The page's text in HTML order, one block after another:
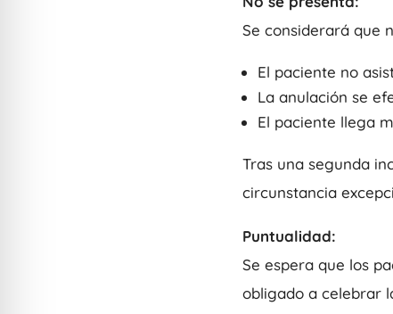
Se considerará que
El paciente no
La anulación se
El paciente llega
Tras una segunda
circunstancia
Puntualidad:
Se espera que los
obligado a celebrar